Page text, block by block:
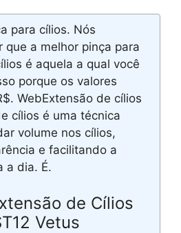
para cílios. Nós
que a melhor pinça para
é aquela a qual você
porque os valores
WebExtensão de cílios
cílios é uma técnica
volume nos cílios,
e facilitando a
a dia. É.
de Cílios
Vetus